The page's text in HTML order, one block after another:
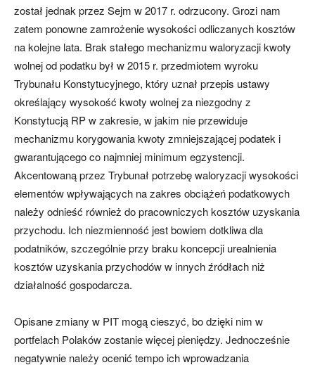
został jednak przez Sejm w 2017 r. odrzucony. Grozi nam
zatem ponowne zamrożenie wysokości odliczanych kosztów
na kolejne lata. Brak stałego mechanizmu waloryzacji kwoty
wolnej od podatku był w 2015 r. przedmiotem wyroku
Trybunału Konstytucyjnego, który uznał przepis ustawy
określający wysokość kwoty wolnej za niezgodny z
Konstytucją RP w zakresie, w jakim nie przewiduje
mechanizmu korygowania kwoty zmniejszającej podatek i
gwarantującego co najmniej minimum egzystencji.
Akcentowaną przez Trybunał potrzebę waloryzacji wysokości
elementów wpływających na zakres obciążeń podatkowych
należy odnieść również do pracowniczych kosztów uzyskania
przychodu. Ich niezmienność jest bowiem dotkliwa dla
podatników, szczególnie przy braku koncepcji urealnienia
kosztów uzyskania przychodów w innych źródłach niż
działalność gospodarcza.
Opisane zmiany w PIT mogą cieszyć, bo dzięki nim w
portfelach Polaków zostanie więcej pieniędzy. Jednocześnie
negatywnie należy ocenić tempo ich wprowadzania